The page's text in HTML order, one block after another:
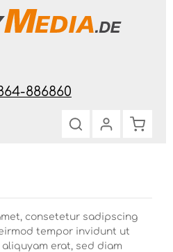
886860
consetetur sadipscing
tempor invidunt ut
erat, sed diam